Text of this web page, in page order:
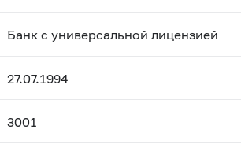
Банк с универсальной лицензией
27.07.1994
3001